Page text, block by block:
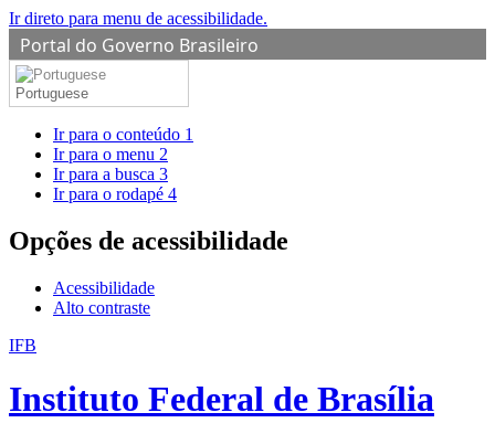
Ir direto para menu de acessibilidade.
Portal do Governo Brasileiro
Portuguese
Ir para o conteúdo 1
Ir para o menu 2
Ir para a busca 3
Ir para o rodapé 4
Opções de acessibilidade
Acessibilidade
Alto contraste
IFB
Instituto Federal de Brasília